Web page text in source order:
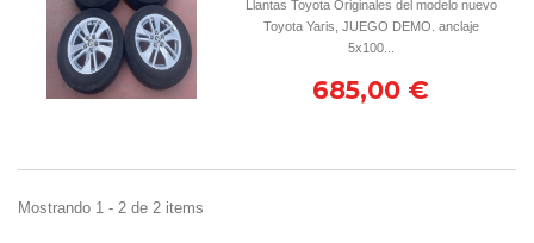
Llantas Toyota Originales del modelo nuevo
Toyota Yaris, JUEGO DEMO. anclaje
5x100...
685,00 €
Mostrando 1 - 2 de 2 items